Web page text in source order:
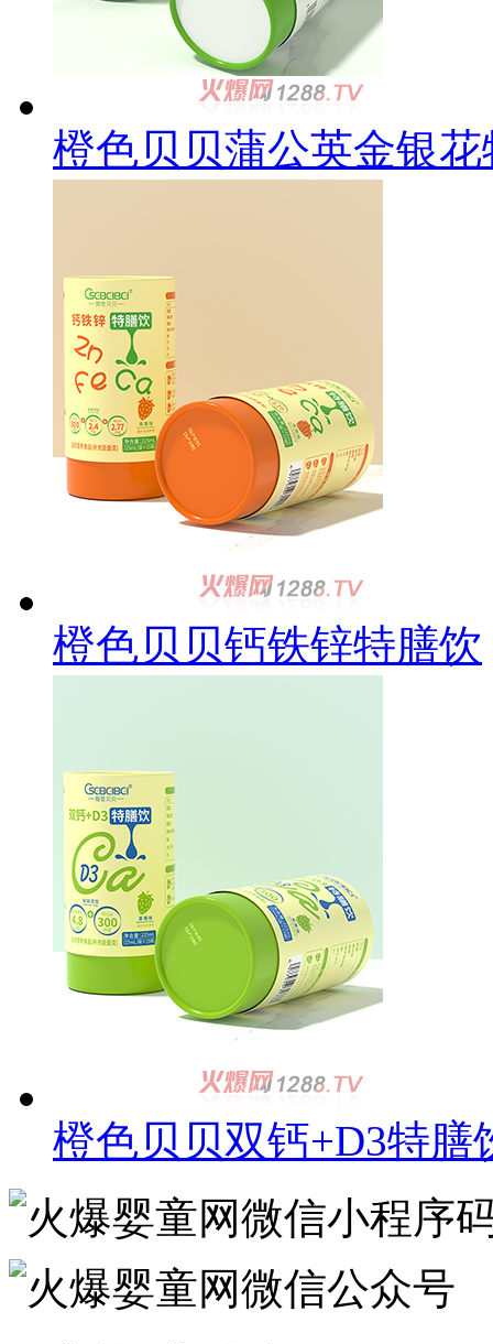
橙色贝贝蒲公英金银
橙色贝贝钙铁锌特膳饮
橙色贝贝双钙+D3特膳